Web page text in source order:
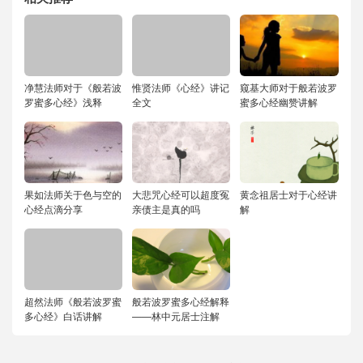
净慧法师对于《般若波
罗蜜多心经》浅释
惟贤法师《心经》讲记
全文
窥基大师对于般若波罗
蜜多心经幽赞讲解
果如法师关于色与空的
心经点滴分享
大悲咒心经可以超度冤
亲债主是真的吗
黄念祖居士对于心经讲
解
超然法师《般若波罗蜜
多心经》白话讲解
般若波罗蜜多心经解释
——林中元居士注解